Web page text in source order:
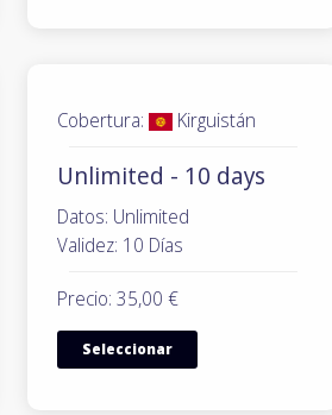
Cobertura: Kirguistán
Unlimited - 10 days
Datos: Unlimited
Validez: 10 Días
Precio: 35,00 €
Seleccionar